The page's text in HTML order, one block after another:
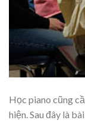
Học piano cũng
hiện. Sau đây là